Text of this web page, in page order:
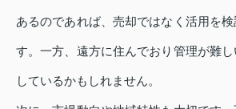
あるのであれば、売却ではなく活用を
す。一方、遠方に住んでおり管理が難
しているかもしれません。